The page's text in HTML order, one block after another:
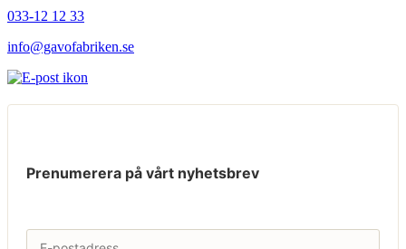
033-12 12 33
info@gavofabriken.se
Prenumerera på vårt nyhetsbrev